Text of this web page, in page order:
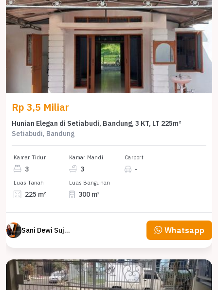
Rp 3,5 Miliar
Hunian Elegan di Setiabudi, Bandung, 3 KT, LT 225m²
Setiabudi, Bandung
Kamar Tidur
3
Kamar Mandi
3
Carport
-
Luas Tanah
225 m²
Luas Bangunan
300 m²
Sani Dewi Sujono Whatsapp